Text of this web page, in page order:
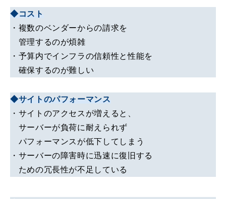
◆コスト
・複数のベンダーからの請求を
管理するのが煩雑
・予算内でインフラの信頼性と性能を
確保するのが難しい
◆サイトのパフォーマンス
・サイトのアクセスが増えると、
サーバーが負荷に耐えられず
パフォーマンスが低下してしまう
・サーバーの障害時に迅速に復旧する
ための冗長性が不足している